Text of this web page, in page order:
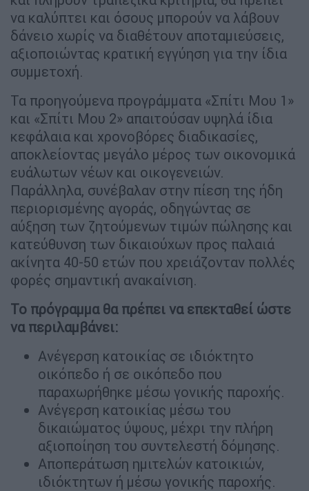
να καλύπτει και όσους μπορούν να λάβουν
δάνειο χωρίς να διαθέτουν αποταμιεύσεις,
αξιοποιώντας κρατική εγγύηση για την ίδια
συμμετοχή.
Τα προηγούμενα προγράμματα «Σπίτι Μου 1»
και «Σπίτι Μου 2» απαιτούσαν υψηλά ίδια
κεφάλαια και χρονοβόρες διαδικασίες,
αποκλείοντας μεγάλο μέρος των οικονομικά
ευάλωτων νέων και οικογενειών.
Παράλληλα, συνέβαλαν στην πίεση της ήδη
περιορισμένης αγοράς, οδηγώντας σε
αύξηση των ζητούμενων τιμών πώλησης και
κατεύθυνση των δικαιούχων προς παλαιά
ακίνητα 40-50 ετών που χρειάζονταν πολλές
φορές σημαντική ανακαίνιση.
Το πρόγραμμα θα πρέπει να επεκταθεί ώστε
να περιλαμβάνει:
Ανέγερση κατοικίας σε ιδιόκτητο
οικόπεδο ή σε οικόπεδο που
παραχωρήθηκε μέσω γονικής παροχής.
Ανέγερση κατοικίας μέσω του
δικαιώματος ύψους, μέχρι την πλήρη
αξιοποίηση του συντελεστή δόμησης.
Αποπεράτωση ημιτελών κατοικιών,
ιδιόκτητων ή μέσω γονικής παροχής.